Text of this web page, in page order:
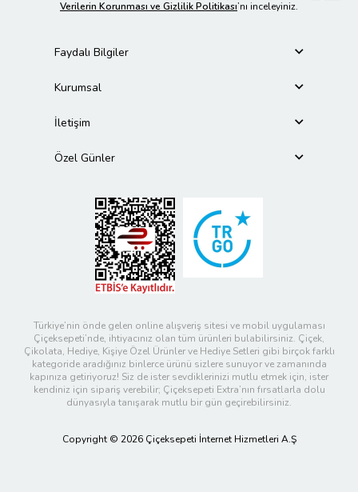
Verilerin Korunması ve Gizlilik Politikası’nı inceleyiniz.
Faydalı Bilgiler
Kurumsal
İletişim
Özel Günler
Türkiye’nin önde gelen online alışveriş sitesi ve mobil uygulaması
Çiçeksepeti’nde, ihtiyacınız olan tüm ürünleri bulabilirsiniz. Çiçek,
Çikolata, Hediye, Kişiye Özel Ürünler ve Hediye Setleri gibi birçok farklı
kategoride aradığınız binlerce ürünü sizlere sunuyor ve zamanında
kapınıza getiriyoruz! Siz de ister sevdiklerinizi mutlu etmek için, ister
kendiniz için sipariş verebilir; Çiçeksepeti Extra’nın fırsatlarla dolu
dünyasıyla tanışarak mutlu bir gün geçirebilirsiniz.
Copyright © 2026 Çiçeksepeti İnternet Hizmetleri A.Ş